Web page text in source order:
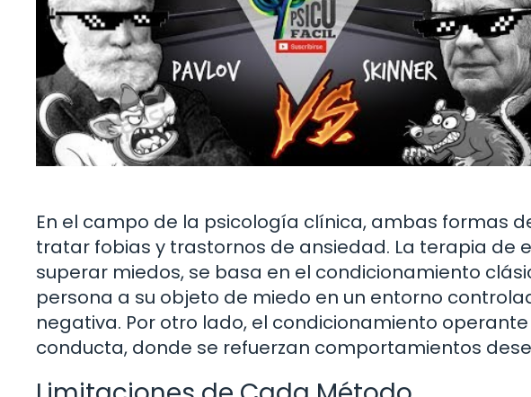
En el campo de la psicología clínica, ambas formas
tratar fobias y trastornos de ansiedad. La terapia de
superar miedos, se basa en el condicionamiento
persona a su objeto de miedo en un entorno
negativa. Por otro lado, el condicionamiento
conducta, donde se refuerzan comportamientos